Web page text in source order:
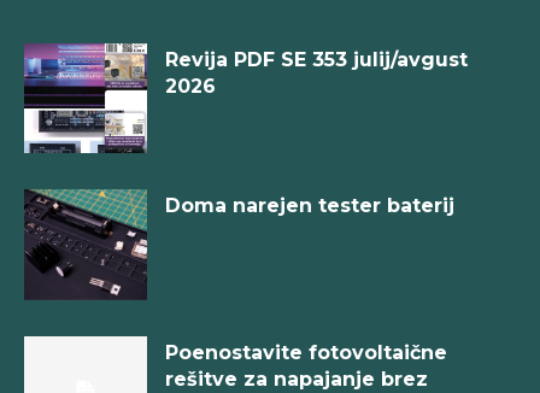
Revija PDF SE 353 julij/avgust
2026
Doma narejen tester baterij
Poenostavite fotovoltaične
rešitve za napajanje brez